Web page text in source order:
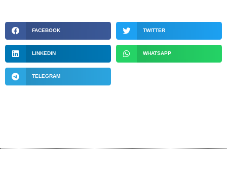
FACEBOOK TWITTER
LINKEDIN WHATSAPP
TELEGRAM